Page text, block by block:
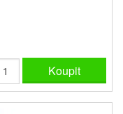
Koupit